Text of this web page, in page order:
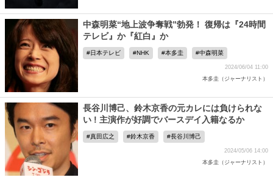
中森明菜“地上波争奪戦”勃発！ 復帰は『24時間
テレビ』か『紅白』か
日本テレビ NHK 本多圭 中森明菜
2024/06/04 11:00
本多圭（ジャーナリスト）
長谷川博己、鈴木京香の元カレには負けられな
い ! 主演作が好調でバースデイ入籍なるか
真田広之 鈴木京香 長谷川博己
2024/05/06 14:00
本多圭（ジャーナリスト）